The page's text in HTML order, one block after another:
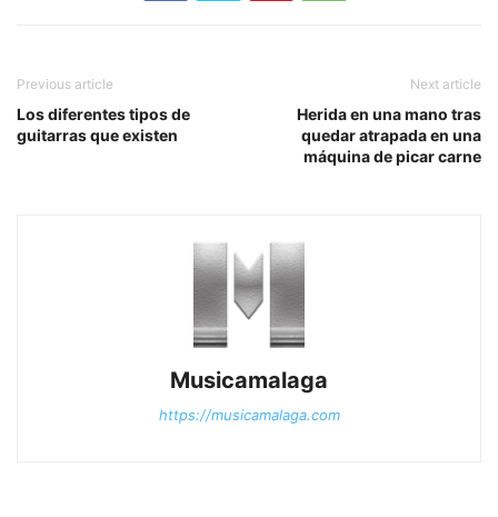
Previous article
Los diferentes tipos de
guitarras que existen
Next article
Herida en una mano tras
quedar atrapada en una
máquina de picar carne
Musicamalaga
https://musicamalaga.com